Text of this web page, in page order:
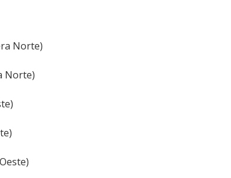
Norte)
Norte)